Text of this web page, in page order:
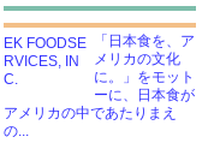
「日本食を、ア
メリカの文化
に。」をモット
ーに、日本食が
アメリカの中であたりまえ
の...